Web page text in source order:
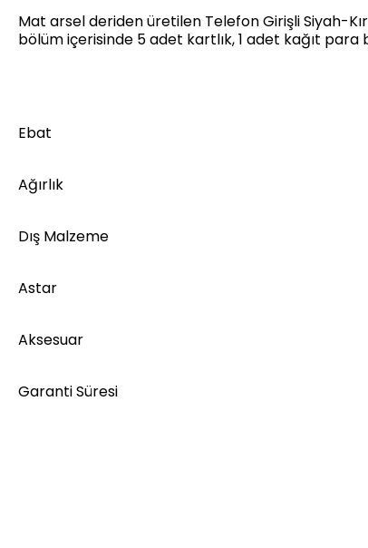
Mat arsel deriden üretilen Telefon Girişli Siyah-
bölüm içerisinde 5 adet kartlık, 1 adet kağıt para
Ebat
Ağırlık
Dış Malzeme
Astar
Aksesuar
Garanti Süresi